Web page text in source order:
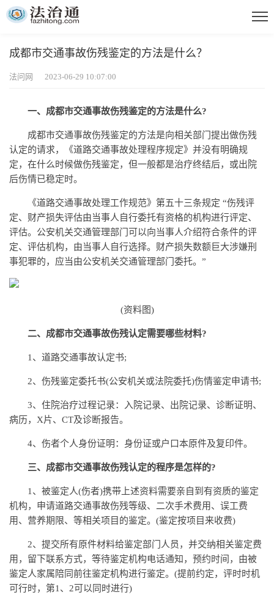
成都市交通事故伤残鉴定的方法是什么？
法问网 2023-06-29 10:07:00
一、成都市交通事故伤残鉴定的方法是什么?
成都市交通事故伤残鉴定的方法是向相关部门提出做伤残
认定的请求，《道路交通事故处理程序规定》并没有明确规
定，在什么时候做伤残鉴定，但一般都是治疗终结后，或出院
后伤情已稳定时。
《道路交通事故处理工作规范》第五十三条规定 “伤残评
定、财产损失评估由当事人自行委托有资格的机构进行评定、
评估。公安机关交通管理部门可以向当事人介绍符合条件的评
定、评估机构，由当事人自行选择。财产损失数额巨大涉嫌刑
事犯罪的，应当由公安机关交通管理部门委托。”
(资料图)
二、成都市交通事故伤残认定需要哪些材料?
1、道路交通事故认定书;
2、伤残鉴定委托书(公安机关或法院委托)伤情鉴定申请书;
3、住院治疗过程记录：入院记录、出院记录、诊断证明、
病历，X片、CT及诊断报告。
4、伤者个人身份证明：身份证或户口本原件及复印件。
三、成都市交通事故伤残认定的程序是怎样的?
1、被鉴定人(伤者)携带上述资料需要亲自到有资质的鉴定
机构，申请道路交通事故伤残等级、二次手术费用、误工费
用、营养期限、等相关项目的鉴定。(鉴定按项目来收费)
2、提交所有原件材料给鉴定部门人员，并交纳相关鉴定费
用，留下联系方式，等待鉴定机构电话通知，预约时间，由被
鉴定人家属陪同前往鉴定机构进行鉴定。(提前约定，评时时机
可行时，第1、2可以同时进行)